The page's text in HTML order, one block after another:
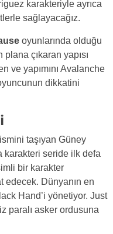
karakteriyle ayrıca
sağlayacağız.
oyunlarında olduğu
çıkaran yapısı
ve yapımını Avalanche
dikkatini
taşıyan Güney
karakteri seride ilk defa
bir karakter
edecek. Dünyanın en
Hand’i yönetiyor. Just
paralı asker ordusuna